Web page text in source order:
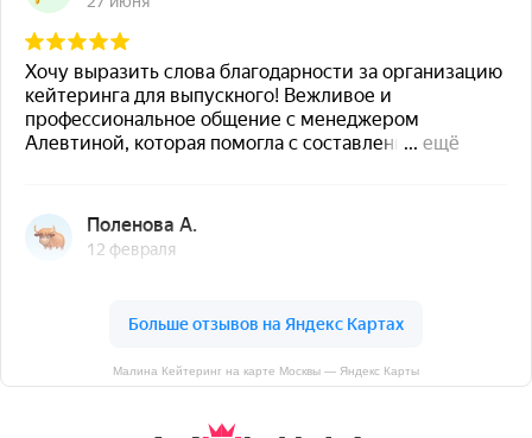
Малина Кейтеринг на карте Москвы — Яндекс Карты